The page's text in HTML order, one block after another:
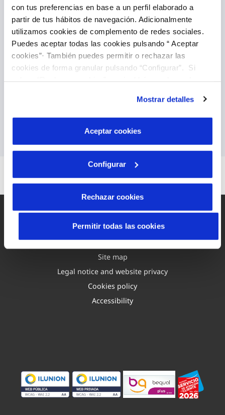
con tus preferencias en base a un perfil elaborado a
partir de tus hábitos de navegación. Adicionalmente
utilizamos cookies de complemento de redes sociales.
Puedes aceptar todas las cookies pulsando “ Aceptar
cookies”· También puedes permitir o rechazar las
cookies de forma granular pulsando “Configurar”. Si
son indispensables para que el sitio web funcione y que
por tanto no se pueden desactivar. Puedes consultar
más información en nuestraPolítica de Cookies
Mostrar detalles
Aceptar cookies
Configurar
Rechazar cookies
Permitir todas las cookies
Domiciliate your invoices
do it directly through our customer area. Once
Payment reminder
Site map
Legal notice and website privacy
Cookies policy
Accessibility